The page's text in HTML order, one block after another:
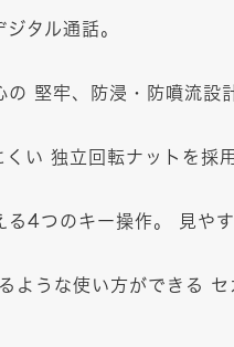
タル通話。
堅牢、防浸・防噴流設
い 独立回転ナットを採用
る4つのキー操作。 見や
ような使い方ができる